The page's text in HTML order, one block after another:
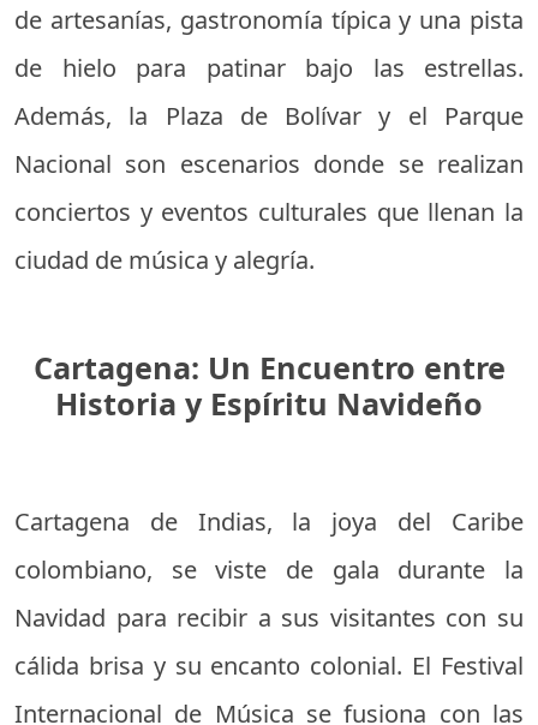
de artesanías, gastronomía típica y una pista
de hielo para patinar bajo las estrellas.
Además, la Plaza de Bolívar y el Parque
Nacional son escenarios donde se realizan
conciertos y eventos culturales que llenan la
ciudad de música y alegría.
Cartagena: Un Encuentro entre
Historia y Espíritu Navideño
Cartagena de Indias, la joya del Caribe
colombiano, se viste de gala durante la
Navidad para recibir a sus visitantes con su
cálida brisa y su encanto colonial. El Festival
Internacional de Música se fusiona con las